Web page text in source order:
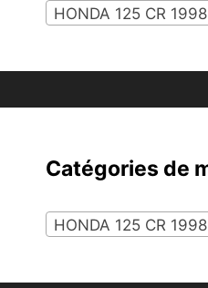
HONDA 125 CR
Catégories de
HONDA 125 CR